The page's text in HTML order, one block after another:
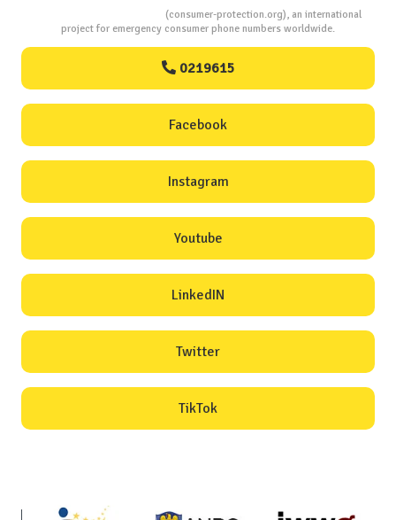
(consumer-protection.org), an international
project for emergency consumer phone numbers worldwide.
0219615
Facebook
Instagram
Youtube
LinkedIN
Twitter
TikTok